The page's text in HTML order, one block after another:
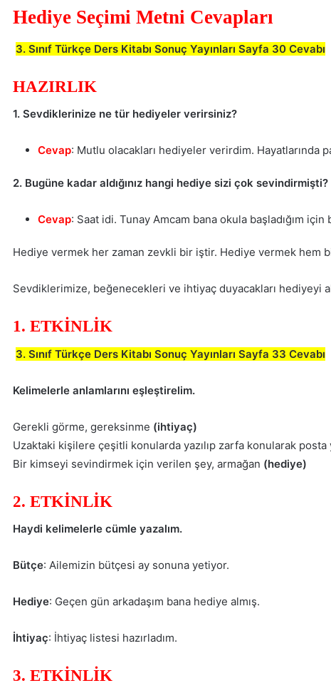
Hediye Seçimi Metni Cevapları
3. Sınıf Türkçe Ders Kitabı Sonuç Yayınları Sayfa 30 Cevabı
HAZIRLIK
1. Sevdiklerinize ne tür hediyeler verirsiniz?
Cevap: Mutlu olacakları hediyeler verirdim.
2. Bugüne kadar aldığınız hangi hediye sizi çok
Cevap: Saat idi. Tunay Amcam bana okula başladığım için
Hediye vermek her zaman zevkli bir iştir. Hediye vermek hem
Sevdiklerimize, beğenecekleri ve ihtiyaç duyacakları hediyeyi
1. ETKİNLİK
3. Sınıf Türkçe Ders Kitabı Sonuç Yayınları Sayfa 33 Cevabı
Kelimelerle anlamlarını eşleştirelim.
Gerekli görme, gereksinme (ihtiyaç)
Uzaktaki kişilere çeşitli konularda yazılıp zarfa konularak
Bir kimseyi sevindirmek için verilen şey, armağan (hediye)
2. ETKİNLİK
Haydi kelimelerle cümle yazalım.
Bütçe: Ailemizin bütçesi ay sonuna yetiyor.
Hediye: Geçen gün arkadaşım bana hediye almış.
İhtiyaç: İhtiyaç listesi hazırladım.
3. ETKİNLİK